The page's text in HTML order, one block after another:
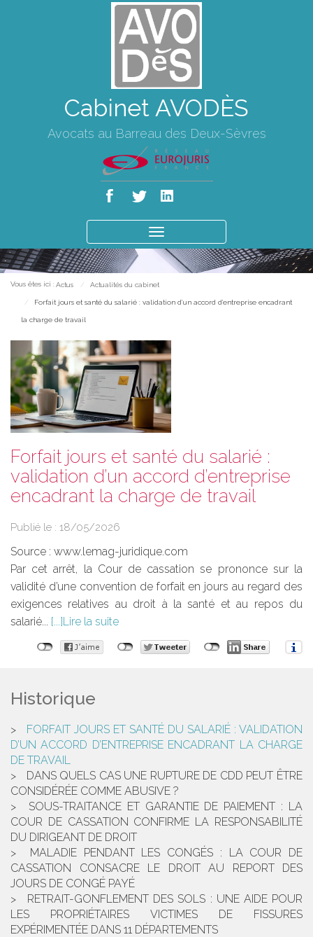
Cabinet AVODÈS
Avocats au Barreau des Deux-Sèvres
le
menu
Vous êtes ici : Actus Actualités du cabinet
Forfait jours et santé du salarié : validation d’un accord d’entreprise encadrant
la charge de travail
Forfait jours et santé du salarié :
validation d’un accord d’entreprise
encadrant la charge de travail
Publié le : 18/05/2026
Source : www.lemag-juridique.com
Par cet arrêt, la Cour de cassation se prononce sur la
validité d’une convention de forfait en jours au regard des
exigences relatives au droit à la santé et au repos du
salarié...
Lire la suite
Historique
FORFAIT JOURS ET SANTÉ DU SALARIÉ : VALIDATION
D’UN ACCORD D’ENTREPRISE ENCADRANT LA CHARGE
DE TRAVAIL
DANS QUELS CAS UNE RUPTURE DE CDD PEUT ÊTRE
CONSIDÉRÉE COMME ABUSIVE ?
SOUS-TRAITANCE ET GARANTIE DE PAIEMENT : LA
COUR DE CASSATION CONFIRME LA RESPONSABILITÉ
DU DIRIGEANT DE DROIT
MALADIE PENDANT LES CONGÉS : LA COUR DE
CASSATION CONSACRE LE DROIT AU REPORT DES
JOURS DE CONGÉ PAYÉ
RETRAIT-GONFLEMENT DES SOLS : UNE AIDE POUR
LES PROPRIÉTAIRES VICTIMES DE FISSURES
EXPÉRIMENTÉE DANS 11 DÉPARTEMENTS